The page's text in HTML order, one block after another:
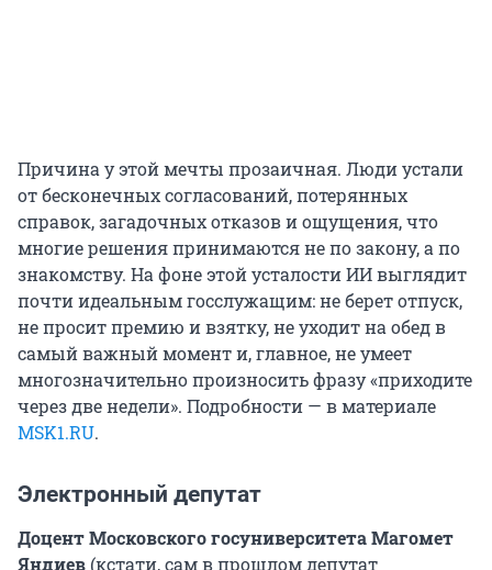
Причина у этой мечты прозаичная. Люди устали
от бесконечных согласований, потерянных
справок, загадочных отказов и ощущения, что
многие решения принимаются не по закону, а по
знакомству. На фоне этой усталости ИИ выглядит
почти идеальным госслужащим: не берет отпуск,
не просит премию и взятку, не уходит на обед в
самый важный момент и, главное, не умеет
многозначительно произносить фразу «приходите
через две недели». Подробности — в материале
MSK1.RU.
Электронный депутат
Доцент Московского госуниверситета Магомет
Яндиев (кстати, сам в прошлом депутат